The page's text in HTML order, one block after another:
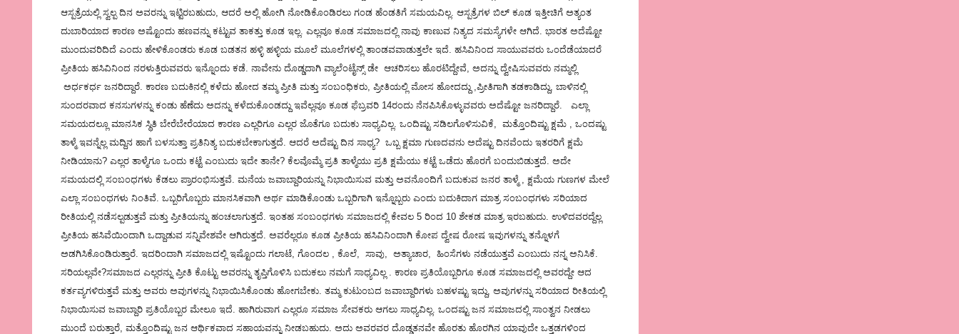
ಆಸ್ಪತ್ರೆಯಲ್ಲಿ ಸ್ವಲ್ಪ ದಿನ ಅವರನ್ನು ಇಟ್ಟಿರಬಹುದು, ಆದರೆ ಅಲ್ಲಿ ಹೋಗಿ ನೋಡಿಕೊಂಡಿರಲು ಗಂಡ ಹೆಂಡತಿಗೆ ಸಮಯವಿಲ್ಲ. ಆಸ್ಪತ್ರೆಗಳ ಬಿಲ್ ಕೂಡ ಇತ್ತೀಚಿಗೆ ಅತ್ಯಂತ
ದುಬಾರಿಯಾದ ಕಾರಣ ಅಷ್ಟೊಂದು ಹಣವನ್ನು ಕಟ್ಟುವ ತಾಕತ್ತು ಕೂಡ ಇಲ್ಲ. ಎಲ್ಲವೂ ಕೂಡ ಸಮಾಜದಲ್ಲಿ ನಾವು ಕಾಣುವ ನಿತ್ಯದ ಸಮಸ್ಯೆಗಳೇ ಆಗಿದೆ. ಭಾರತ ಅದೆಷ್ಟೋ
ಮುಂದುವರಿದಿದೆ ಎಂದು ಹೇಳಿಕೊಂಡರು ಕೂಡ ಬಡತನ ಹಳ್ಳಿ ಹಳ್ಳಿಯ ಮೂಲೆ ಮೂಲೆಗಳಲ್ಲಿ ತಾಂಡವವಾಡುತ್ತಲೇ ಇದೆ. ಹಸಿವಿನಿಂದ ಸಾಯುವವರು ಒಂದೆಡೆಯಾದರೆ
ಪ್ರೀತಿಯ ಹಸಿವಿನಿಂದ ನರಳುತ್ತಿರುವವರು ಇನ್ನೊಂದು ಕಡೆ. ನಾವೇನು ದೊಡ್ಡದಾಗಿ ವ್ಯಾಲೆಂಟೈನ್ಸ್ ಡೇ ಆಚರಿಸಲು ಹೊರಟಿದ್ದೇವೆ, ಅದನ್ನು ದ್ವೇಷಿಸುವವರು ನಮ್ಮಲ್ಲಿ
ಅರ್ಧಕರ್ಧ ಜನರಿದ್ದಾರೆ. ಕಾರಣ ಬದುಕಿನಲ್ಲಿ ಕಳೆದು ಹೋದ ತಮ್ಮ ಪ್ರೀತಿ ಮತ್ತು ಸಂಬಂಧಿಕರು, ಪ್ರೀತಿಯಲ್ಲಿ ಮೋಸ ಹೋದದ್ದು ,ಪ್ರೀತಿಗಾಗಿ ತಡಕಾಡಿದ್ದು, ಬಾಳಿನಲ್ಲಿ
ಸುಂದರವಾದ ಕನಸುಗಳನ್ನು ಕಂಡು ಹೆಣೆದು ಅದನ್ನು ಕಳೆದುಕೊಂಡದ್ದು ಇವೆಲ್ಲವೂ ಕೂಡ ಫೆಬ್ರವರಿ 14ರಂದು ನೆನಪಿಸಿಕೊಳ್ಳುವವರು ಅದೆಷ್ಟೋ ಜನರಿದ್ದಾರೆ. ಎಲ್ಲಾ
ಸಮಯದಲ್ಲೂ ಮಾನಸಿಕ ಸ್ಥಿತಿ ಬೇರೆಬೇರೆಯಾದ ಕಾರಣ ಎಲ್ಲರಿಗೂ ಎಲ್ಲರ ಜೊತೆಗೂ ಬದುಕು ಸಾಧ್ಯವಿಲ್ಲ. ಒಂದಿಷ್ಟು ಸಡಿಲಗೊಳಿಸುವಿಕೆ, ಮತ್ತೊಂದಿಷ್ಟು ಕ್ಷಮೆ , ಒಂದಷ್ಟು
ತಾಳ್ಮೆ ಇವನ್ನೆಲ್ಲ ಮದ್ದಿನ ಹಾಗೆ ಬಳಸುತ್ತಾ ಪ್ರತಿನಿತ್ಯ ಬದುಕಬೇಕಾಗುತ್ತದೆ. ಆದರೆ ಅದೆಷ್ಟು ದಿನ ಸಾಧ್ಯ? ಒಬ್ಬ ಕ್ಷಮಾ ಗುಣದವನು ಅದೆಷ್ಟು ದಿನವೆಂದು ಇತರರಿಗೆ ಕ್ಷಮೆ
ನೀಡಿಯಾನು? ಎಲ್ಲರ ತಾಳ್ಮೆಗೂ ಒಂದು ಕಟ್ಟೆ ಎಂಬುದು ಇದೇ ತಾನೇ? ಕೆಲವೊಮ್ಮೆ ಪ್ರತಿ ತಾಳ್ಮೆಯು ಪ್ರತಿ ಕ್ಷಮೆಯು ಕಟ್ಟೆ ಒಡೆದು ಹೊರಗೆ ಬಂದುಬಿಡುತ್ತದೆ. ಅದೇ
ಸಮಯದಲ್ಲಿ ಸಂಬಂಧಗಳು ಕೆಡಲು ಪ್ರಾರಂಭಿಸುತ್ತವೆ. ಮನೆಯ ಜವಾಬ್ದಾರಿಯನ್ನು ನಿಭಾಯಿಸುವ ಮತ್ತು ಅವನೊಂದಿಗೆ ಬದುಕುವ ಜನರ ತಾಳ್ಮೆ , ಕ್ಷಮೆಯ ಗುಣಗಳ ಮೇಲೆ
ಎಲ್ಲಾ ಸಂಬಂಧಗಳು ನಿಂತಿವೆ. ಒಬ್ಬರಿಗೊಬ್ಬರು ಮಾನಸಿಕವಾಗಿ ಅರ್ಥ ಮಾಡಿಕೊಂಡು ಒಬ್ಬರಿಗಾಗಿ ಇನ್ನೊಬ್ಬರು ಎಂದು ಬದುಕಿದಾಗ ಮಾತ್ರ ಸಂಬಂಧಗಳು ಸರಿಯಾದ
ರೀತಿಯಲ್ಲಿ ನಡೆಸಲ್ಪಡುತ್ತವೆ ಮತ್ತು ಪ್ರೀತಿಯನ್ನು ಹಂಚಲಾಗುತ್ತದೆ. ಇಂತಹ ಸಂಬಂಧಗಳು ಸಮಾಜದಲ್ಲಿ ಕೇವಲ 5 ರಿಂದ 10 ಶೇಕಡ ಮಾತ್ರ ಇರಬಹುದು. ಉಳಿದವರದ್ದೆಲ್ಲ
ಪ್ರೀತಿಯ ಹಸಿವೆಯಿಂದಾಗಿ ಒದ್ದಾಡುವ ಸನ್ನಿವೇಶವೇ ಆಗಿರುತ್ತದೆ. ಅವರೆಲ್ಲರೂ ಕೂಡ ಪ್ರೀತಿಯ ಹಸಿವಿನಿಂದಾಗಿ ಕೋಪ ದ್ವೇಷ ರೋಷ ಇವುಗಳನ್ನು ತನ್ನೊಳಗೆ
ಅಡಗಿಸಿಕೊಂಡಿರುತ್ತಾರೆ. ಇದರಿಂದಾಗಿ ಸಮಾಜದಲ್ಲಿ ಇಷ್ಟೊಂದು ಗಲಾಟೆ, ಗೊಂದಲ , ಕೊಲೆ, ಸಾವು, ಅತ್ಯಾಚಾರ, ಹಿಂಸೆಗಳು ನಡೆಯುತ್ತವೆ ಎಂಬುದು ನನ್ನ ಅನಿಸಿಕೆ.
ಸರಿಯಲ್ಲವೇ?ಸಮಾಜದ ಎಲ್ಲರನ್ನು ಪ್ರೀತಿ ಕೊಟ್ಟು ಅವರನ್ನು ತೃಪ್ತಿಗೊಳಿಸಿ ಬದುಕಲು ನಮಗೆ ಸಾಧ್ಯವಿಲ್ಲ . ಕಾರಣ ಪ್ರತಿಯೊಬ್ಬರಿಗೂ ಕೂಡ ಸಮಾಜದಲ್ಲಿ ಅವರದ್ದೇ ಆದ
ಕರ್ತವ್ಯಗಳಿರುತ್ತವೆ ಮತ್ತು ಅವರು ಅವುಗಳನ್ನು ನಿಭಾಯಿಸಿಕೊಂಡು ಹೋಗಬೇಕು. ತಮ್ಮ ಕುಟುಂಬದ ಜವಾಬ್ದಾರಿಗಳು ಬಹಳಷ್ಟು ಇದ್ದು, ಅವುಗಳನ್ನು ಸರಿಯಾದ ರೀತಿಯಲ್ಲಿ
ನಿಭಾಯಿಸುವ ಜವಾಬ್ದಾರಿ ಪ್ರತಿಯೊಬ್ಬರ ಮೇಲೂ ಇದೆ. ಹಾಗಿರುವಾಗ ಎಲ್ಲರೂ ಸಮಾಜ ಸೇವಕರು ಆಗಲು ಸಾಧ್ಯವಿಲ್ಲ. ಒಂದಷ್ಟು ಜನ ಸಮಾಜದಲ್ಲಿ ಸಾಂತ್ವನ ನೀಡಲು
ಮುಂದೆ ಬರುತ್ತಾರೆ, ಮತ್ತೊಂದಿಷ್ಟು ಜನ ಆರ್ಥಿಕವಾದ ಸಹಾಯವನ್ನು ನೀಡಬಹುದು. ಅದು ಅವರವರ ದೊಡ್ಡತನವೇ ಹೊರತು ಹೊರಗಿನ ಯಾವುದೇ ಒತ್ತಡಗಳಿಂದ